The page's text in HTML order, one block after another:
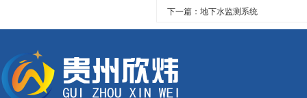
下一篇：地下水监测系统